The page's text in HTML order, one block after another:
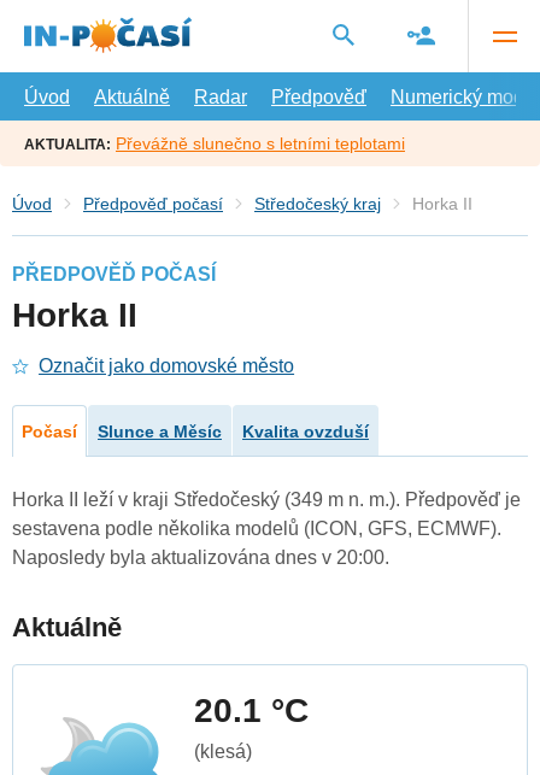
hlavní
Úvod
Aktuálně Radar Předpověď Numerický model
AKTUALITA: Převážně slunečno s letními teplotami
Úvod Předpověď počasí Středočeský kraj Horka II
PŘEDPOVĚĎ POČASÍ
Horka II
Označit jako domovské město
Počasí Slunce a Měsíc Kvalita ovzduší
Horka II leží v kraji Středočeský (349 m n. m.). Předpověď je
sestavena podle několika modelů (ICON, GFS, ECMWF).
Naposledy byla aktualizována dnes v 20:00.
Aktuálně
20.1 °C
(klesá)